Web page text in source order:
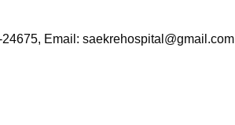
24675, Email: saekrehospital@gmail.com